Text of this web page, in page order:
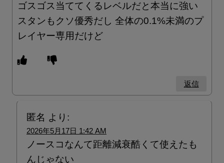
ゴスゴス当ててくるレベルだと本当に強い
スタンもクソ優秀だし 全体の0.1%未満のプ
レイヤー専用だけど
返信
匿名 より:
2026年5月17日 1:42 AM
ノースコなんて距離減衰酷くて使えたも
んじゃない